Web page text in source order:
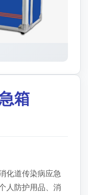
箱
化道传染病应急
人防护用品、消